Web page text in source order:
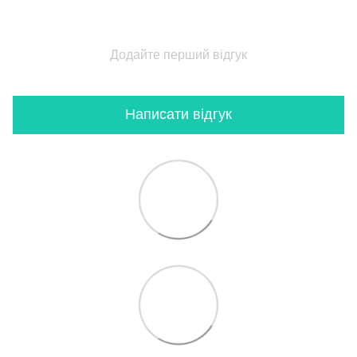
Додайте перший відгук
Написати відгук